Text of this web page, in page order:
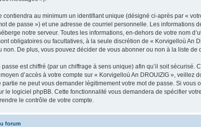
contiendra au minimum un identifiant unique (désigné ci-après par «
de passe ») et une adresse de courriel personnelle. Les informations
notre serveur. Toutes les informations, en-dehors de votre nom
obligatoires ou facultatives, à la seule discrétion de « Korvigelloù An
non. De plus, vous pouvez décider de vous abonner ou non à la liste
passe est chiffré (par un chiffrage à sens unique) afin qu’il soit
d’accès à votre compte sur « Korvigelloù An DROUIZIG »,
partie ne peut vous demander légitimement votre mot de passe. Si
le logiciel phpBB. Cette fonctionnalité vous demandera de spécifier
le contrôle de votre compte.
forum